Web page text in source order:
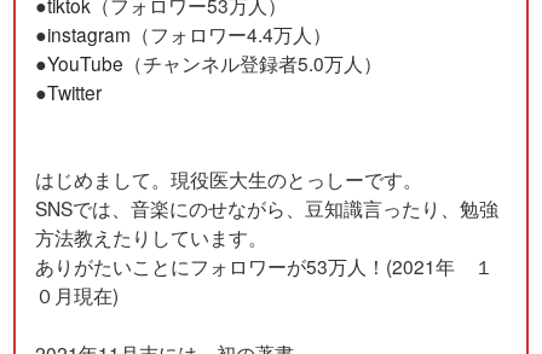
●instagram （フォロワー4.4万人）
●YouTube （チャンネル登録者5.0万人）
●Twitter
はじめまして。現役医大生のとっしーです。
SNSでは、音楽にのせながら、豆知識言ったり、勉強
方法教えたりしています。
ありがたいことにフォロワーが53万人！(2021年 １
０月現在)